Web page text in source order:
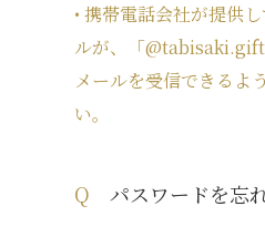
• 携帯電話会社が提供
ルが、「
メールを受信できるよ
い。
Q パスワードを忘